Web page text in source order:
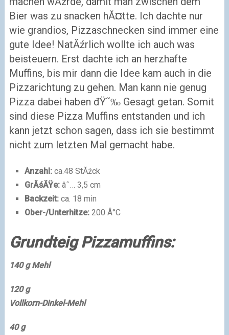
Bier was zu snacken hĂ¤tte. Ich dachte nur
wie grandios, Pizzaschnecken sind immer eine
gute Idee! NatĂźrlich wollte ich auch was
beisteuern. Erst dachte ich an herzhafte
Muffins, bis mir dann die Idee kam auch in die
Pizzarichtung zu gehen. Man kann nie genug
Pizza dabei haben đŸ˜‰ Gesagt getan. Somit
sind diese Pizza Muffins entstanden und ich
kann jetzt schon sagen, dass ich sie bestimmt
nicht zum letzten Mal gemacht habe.
Anzahl:ca.48 StĂźck
GrĂśĂŸe:âˆ… 3,5 cm
Backzeit:ca. 18 min
Ober-/Unterhitze:200 Â°C
Grundteig Pizzamuffins:
140 g Mehl
120 g
Vollkorn-Dinkel-Mehl
40 g